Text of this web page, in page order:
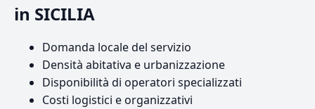
in SICILIA
Domanda locale del servizio
Densità abitativa e urbanizzazione
Disponibilità di operatori specializzati
Costi logistici e organizzativi